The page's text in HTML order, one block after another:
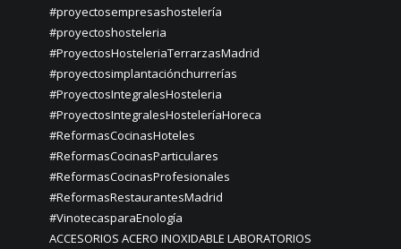
#proyectosempresashostelería
#proyectoshosteleria
#ProyectosHosteleriaTerrarzasMadrid
#proyectosimplantaciónchurrerías
#ProyectosIntegralesHosteleria
#ProyectosIntegralesHosteleríaHoreca
#ReformasCocinasHoteles
#ReformasCocinasParticulares
#ReformasCocinasProfesionales
#ReformasRestaurantesMadrid
#VinotecasparaEnología
ACCESORIOS ACERO INOXIDABLE LABORATORIOS